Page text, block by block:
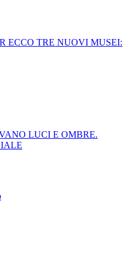
ECCO TRE NUOVI MUSEI:
LUCI E OMBRE.